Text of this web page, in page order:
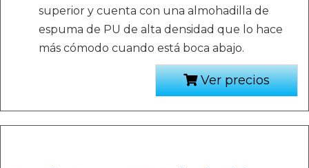
superior y cuenta con una almohadilla de
espuma de PU de alta densidad que lo hace
más cómodo cuando está boca abajo.
Ver precios